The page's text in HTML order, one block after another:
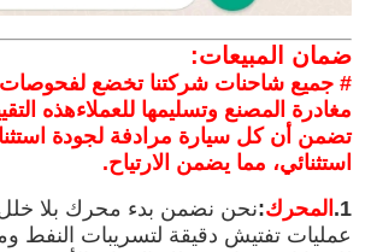
ضمان المبيعات:
# جميع شاحنات شركتنا تخضع
مغادرة المصنع وتسليمها للعملاءهذه
تضمن أن كل سيارة مرادفة لجودة
استثنائي، مما يضمن الارتياح.
1. المحرك:نحن نضمن بدء محرك بلا
عمليات تفتيش دقيقة لتسريبات النفط